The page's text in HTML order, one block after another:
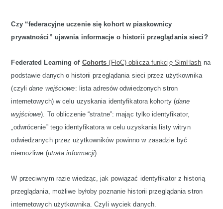
Czy “federacyjne uczenie się kohort w piaskownicy
prywatności” ujawnia informacje o historii przeglądania sieci?
Federated Learning of Cohorts (FloC) oblicza funkcję SimHash na
podstawie danych o historii przeglądania sieci przez użytkownika
(czylidane wejściowe: lista adresów odwiedzonych stron
internetowych) w celu uzyskania identyfikatora kohorty (dane
wyjściowe). To obliczenie “stratne”: mając tylko identyfikator,
„odwrócenie” tego identyfikatora w celu uzyskania listy witryn
odwiedzanych przez użytkowników powinno w zasadzie być
niemożliwe (utrata informacji).
W przeciwnym razie wiedząc, jak powiązać identyfikator z historią
przeglądania, możliwe byłoby poznanie historii przeglądania stron
internetowych użytkownika. Czyli wyciek danych.